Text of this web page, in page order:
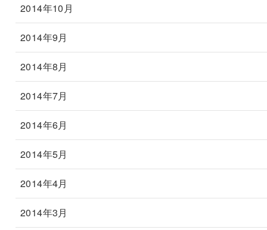
2014年10月
2014年9月
2014年8月
2014年7月
2014年6月
2014年5月
2014年4月
2014年3月